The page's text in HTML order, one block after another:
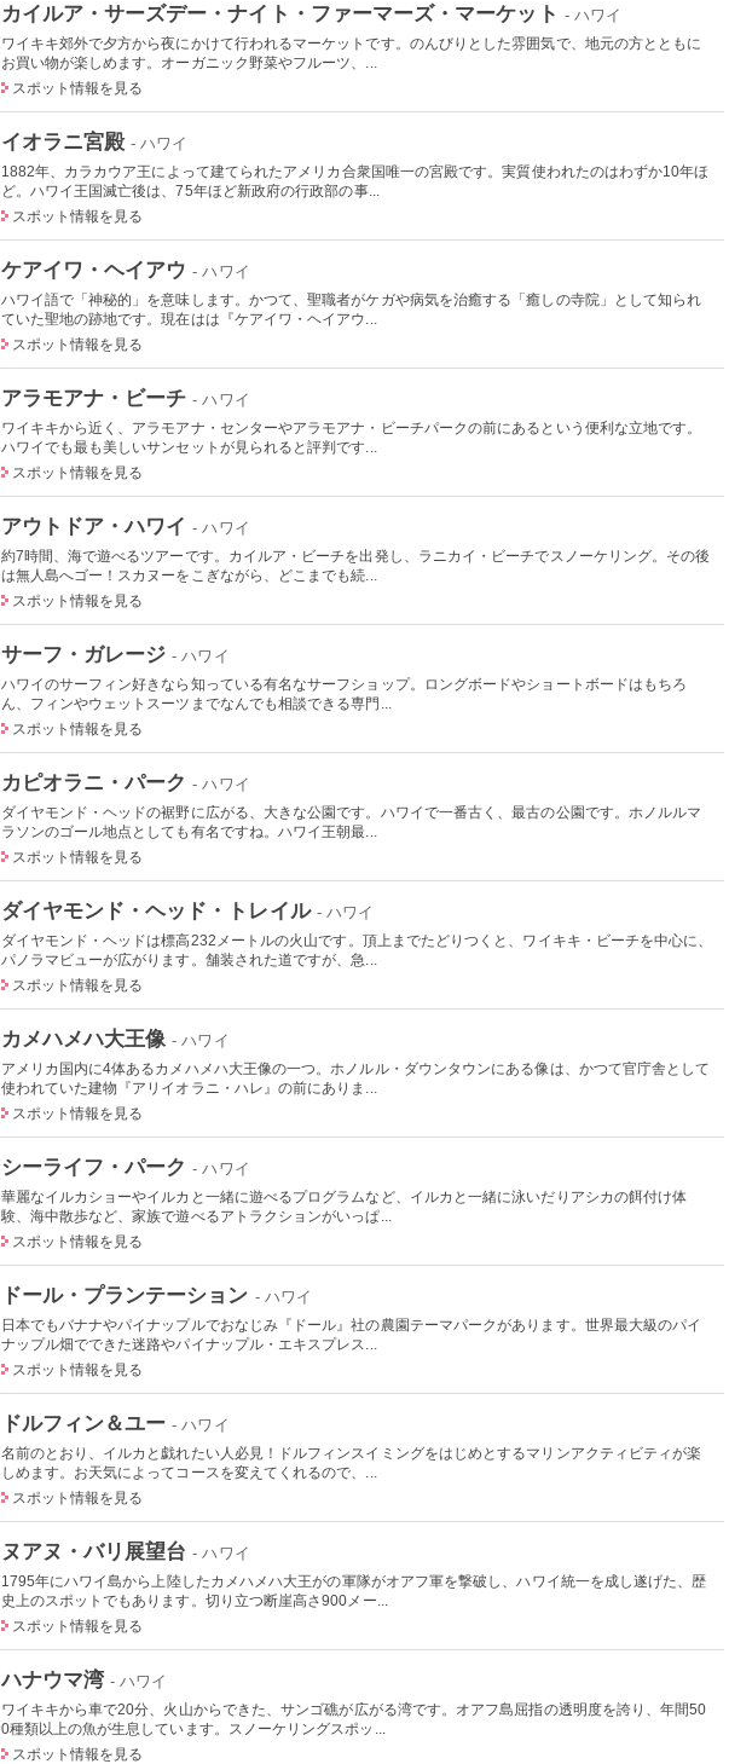
カイルア・サーズデー・ナイト・ファーマーズ・マーケット - ハワイ
ワイキキ郊外で夕方から夜にかけて行われるマーケットです。のんびりとした雰囲気で、地元の方とともに
お買い物が楽しめます。オーガニック野菜やフルーツ、...
スポット情報を見る
イオラニ宮殿 - ハワイ
1882年、カラカウア王によって建てられたアメリカ合衆国唯一の宮殿です。実質使われたのはわずか10年ほ
ど。ハワイ王国滅亡後は、75年ほど新政府の行政部の事...
スポット情報を見る
ケアイワ・ヘイアウ - ハワイ
ハワイ語で「神秘的」を意味します。かつて、聖職者がケガや病気を治癒する「癒しの寺院」として知られ
ていた聖地の跡地です。現在はは『ケアイワ・ヘイアウ...
スポット情報を見る
アラモアナ・ビーチ - ハワイ
ワイキキから近く、アラモアナ・センターやアラモアナ・ビーチパークの前にあるという便利な立地です。
ハワイでも最も美しいサンセットが見られると評判です...
スポット情報を見る
アウトドア・ハワイ - ハワイ
約7時間、海で遊べるツアーです。カイルア・ビーチを出発し、ラニカイ・ビーチでスノーケリング。その後
は無人島へゴー！スカヌーをこぎながら、どこまでも続...
スポット情報を見る
サーフ・ガレージ - ハワイ
ハワイのサーフィン好きなら知っている有名なサーフショップ。ロングボードやショートボードはもちろ
ん、フィンやウェットスーツまでなんでも相談できる専門...
スポット情報を見る
カピオラニ・パーク - ハワイ
ダイヤモンド・ヘッドの裾野に広がる、大きな公園です。ハワイで一番古く、最古の公園です。ホノルルマ
ラソンのゴール地点としても有名ですね。ハワイ王朝最...
スポット情報を見る
ダイヤモンド・ヘッド・トレイル - ハワイ
ダイヤモンド・ヘッドは標高232メートルの火山です。頂上までたどりつくと、ワイキキ・ビーチを中心に、
パノラマビューが広がります。舗装された道ですが、急...
スポット情報を見る
カメハメハ大王像 - ハワイ
アメリカ国内に4体あるカメハメハ大王像の一つ。ホノルル・ダウンタウンにある像は、かつて官庁舎として
使われていた建物『アリイオラニ・ハレ』の前にありま...
スポット情報を見る
シーライフ・パーク - ハワイ
華麗なイルカショーやイルカと一緒に遊べるプログラムなど、イルカと一緒に泳いだりアシカの餌付け体
験、海中散歩など、家族で遊べるアトラクションがいっぱ...
スポット情報を見る
ドール・プランテーション - ハワイ
日本でもバナナやパイナップルでおなじみ『ドール』社の農園テーマパークがあります。世界最大級のパイ
ナップル畑でできた迷路やパイナップル・エキスプレス...
スポット情報を見る
ドルフィン＆ユー - ハワイ
名前のとおり、イルカと戯れたい人必見！ドルフィンスイミングをはじめとするマリンアクティビティが楽
しめます。お天気によってコースを変えてくれるので、...
スポット情報を見る
ヌアヌ・バリ展望台 - ハワイ
1795年にハワイ島から上陸したカメハメハ大王がの軍隊がオアフ軍を撃破し、ハワイ統一を成し遂げた、歴
史上のスポットでもあります。切り立つ断崖高さ900メー...
スポット情報を見る
ハナウマ湾 - ハワイ
ワイキキから車で20分、火山からできた、サンゴ礁が広がる湾です。オアフ島屈指の透明度を誇り、年間50
0種類以上の魚が生息しています。スノーケリングスポッ...
スポット情報を見る